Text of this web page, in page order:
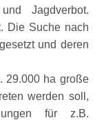
Jagdverbot.
Die Suche nach
und deren
29.000 ha große
werden soll,
für z.B.